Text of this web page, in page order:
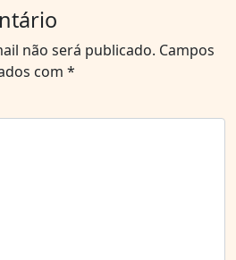
não será publicado. Campos
com *